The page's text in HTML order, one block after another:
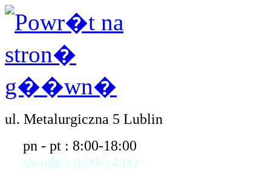
ul. Metalurgiczna 5 Lublin
pn - pt : 8:00-18:00
sb-ndz : 8:00-14:00